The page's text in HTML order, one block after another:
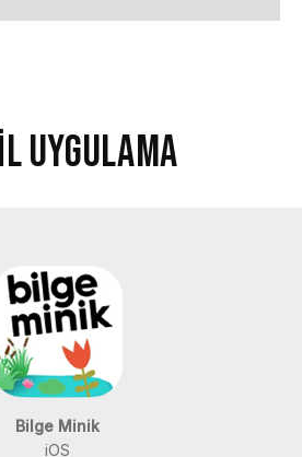
UYGULAMA
Bilge Minik
iOS